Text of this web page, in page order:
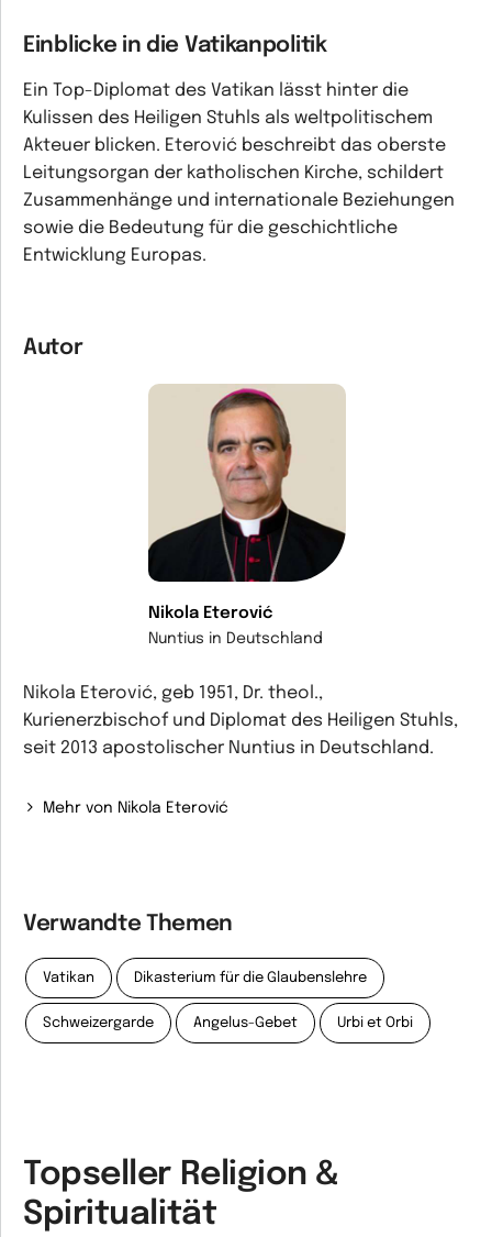
Einblicke in die Vatikanpolitik
Ein Top-Diplomat des Vatikan lässt hinter die
Kulissen des Heiligen Stuhls als weltpolitischem
Akteuer blicken. Eterović beschreibt das oberste
Leitungsorgan der katholischen Kirche, schildert
Zusammenhänge und internationale Beziehungen
sowie die Bedeutung für die geschichtliche
Entwicklung Europas.
Autor
Nikola Eterović
Nuntius in Deutschland
Nikola Eterović, geb 1951, Dr. theol.,
Kurienerzbischof und Diplomat des Heiligen Stuhls,
seit 2013 apostolischer Nuntius in Deutschland.
Mehr von Nikola Eterović
Verwandte Themen
Vatikan Dikasterium für die Glaubenslehre
Schweizergarde Angelus-Gebet Urbi et Orbi
Topseller Religion &
Spiritualität